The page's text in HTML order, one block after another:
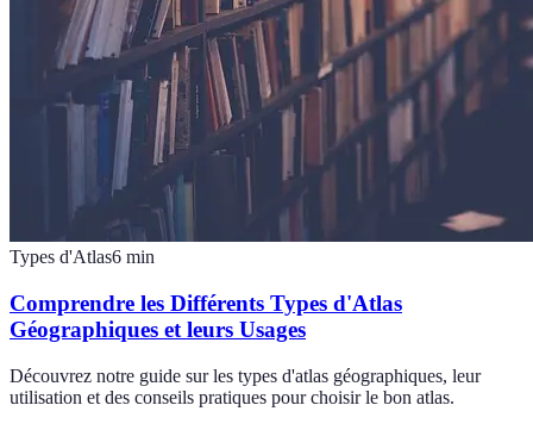
Types d'Atlas6 min
Comprendre les Différents Types d'Atlas
Géographiques et leurs Usages
Découvrez notre guide sur les types d'atlas géographiques, leur
utilisation et des conseils pratiques pour choisir le bon atlas.